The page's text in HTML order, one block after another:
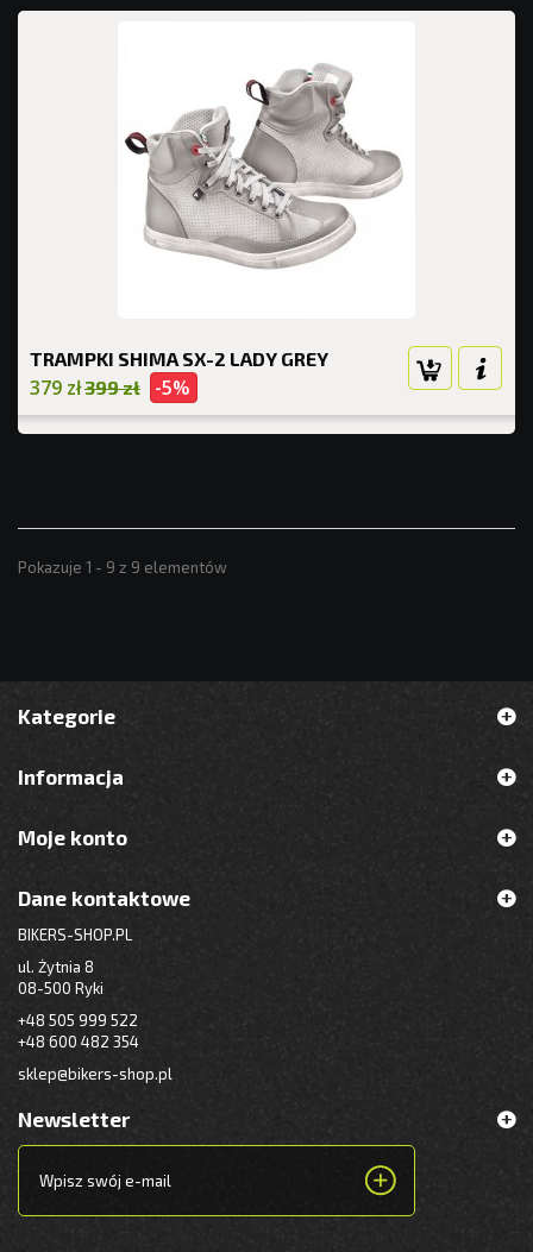
TRAMPKI SHIMA SX-2 LADY GREY
379 zł399 zł -5%
Pokazuje 1 - 9 z 9 elementów
Kategorie
Informacja
Moje konto
Dane kontaktowe
BIKERS-SHOP.PL
ul. Żytnia 8
08-500 Ryki
+48 505 999 522
+48 600 482 354
sklep@bikers-shop.pl
Newsletter